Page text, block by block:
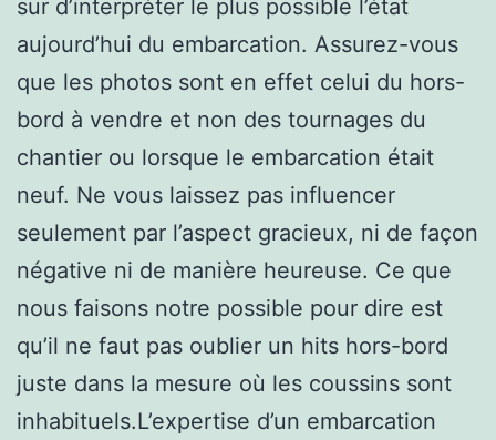
sur d’interpréter le plus possible l’état
aujourd’hui du embarcation. Assurez-vous
que les photos sont en effet celui du hors-
bord à vendre et non des tournages du
chantier ou lorsque le embarcation était
neuf. Ne vous laissez pas influencer
seulement par l’aspect gracieux, ni de façon
négative ni de manière heureuse. Ce que
nous faisons notre possible pour dire est
qu’il ne faut pas oublier un hits hors-bord
juste dans la mesure où les coussins sont
inhabituels.L’expertise d’un embarcation